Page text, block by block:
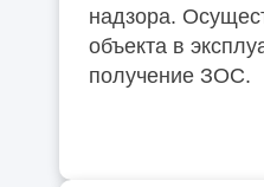
надзора.
объекта в
получение ЗОС.